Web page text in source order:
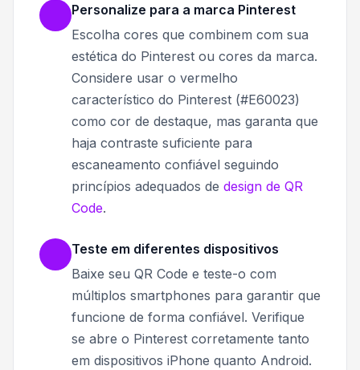
Personalize para a marca Pinterest
Escolha cores que combinem com sua
estética do Pinterest ou cores da marca.
Considere usar o vermelho
característico do Pinterest (#E60023)
como cor de destaque, mas garanta que
haja contraste suficiente para
escaneamento confiável seguindo
princípios adequados de design de QR
Code.
Teste em diferentes dispositivos
Baixe seu QR Code e teste-o com
múltiplos smartphones para garantir que
funcione de forma confiável. Verifique
se abre o Pinterest corretamente tanto
em dispositivos iPhone quanto Android.